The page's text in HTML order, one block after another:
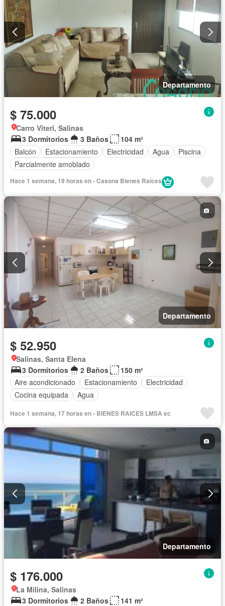
Completamente amoblado
Departamento
$ 75.000
Carro Viteri, Salinas
3 Dormitorios
3 Baños
104 m²
Balcón
Estacionamiento Electricidad Agua
Piscina
Parcialmente amoblado
Hace 1 semana, 19 horas en - Casona Bienes Raíces
Departamento
$ 52.950
Salinas, Santa Elena
3 Dormitorios
2 Baños
150 m²
Aire acondicionado
Estacionamiento
Electricidad
Cocina equipada
Agua
Hace 1 semana, 17 horas en - BIENES RAICES LMSA ec
Departamento
$ 176.000
La Milina, Salinas
3 Dormitorios
2 Baños
141 m²